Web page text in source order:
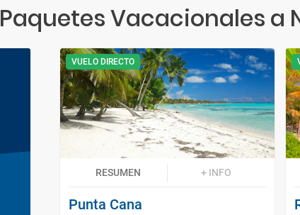
Paquetes Vacacionales a
VUELO DIRECTO
RESUMEN + INFO
Punta Cana